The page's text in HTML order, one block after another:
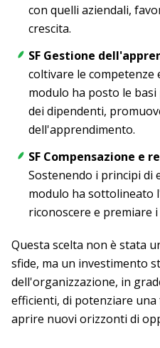
con quelli aziendali,
crescita.
SF Gestione
coltivare le competenze
modulo ha posto le
dei dipendenti,
dell'apprendimento.
SF Compensazione e
Sostenendo i principi di
modulo ha sottolineato
riconoscere e premiare
Questa scelta non è stata
sfide, ma un investimento
dell'organizzazione, in
efficienti, di potenziare
aprire nuovi orizzonti di